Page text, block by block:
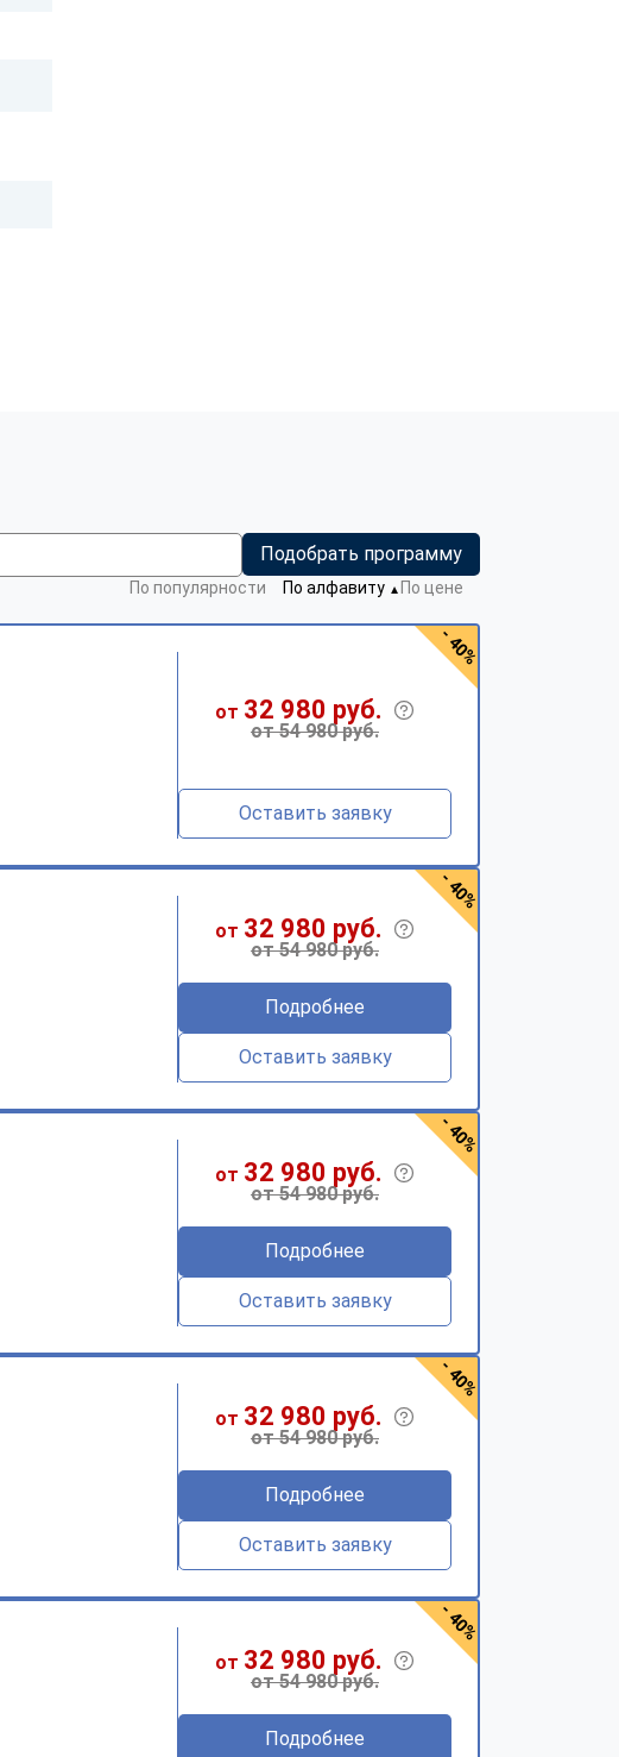
Подобрать программу
По популярности По алфавиту ▼ По цене
от 32 980 руб.
от 54 980 руб.
Оставить заявку
- 40%
от 32 980 руб.
от 54 980 руб.
Подробнее
Оставить заявку
- 40%
от 32 980 руб.
от 54 980 руб.
Подробнее
Оставить заявку
- 40%
от 32 980 руб.
от 54 980 руб.
Подробнее
Оставить заявку
- 40%
от 32 980 руб.
от 54 980 руб.
Подробнее
- 40%